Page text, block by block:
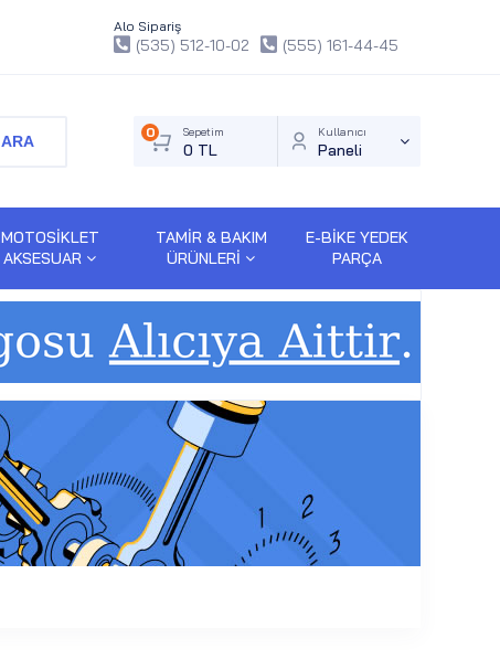
Alo Sipariş
(535) 512-10-02 (555) 161-44-45
ARA
Sepetim
0 TL
0 Kullanıcı
Paneli
MOTOSİKLET
AKSESUAR
TAMİR & BAKIM
ÜRÜNLERİ
E-BİKE YEDEK
PARÇA